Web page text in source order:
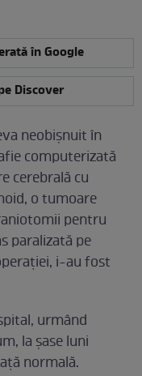
în Google
Discover
neobișnuit în
computerizată
cerebrală cu
o tumoare
pentru
paralizată pe
i-au fost
urmând
la șase luni
normală.